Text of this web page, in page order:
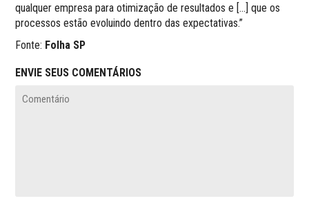
qualquer empresa para otimização de resultados e […] que os
processos estão evoluindo dentro das expectativas.”
Fonte: Folha SP
ENVIE SEUS COMENTÁRIOS